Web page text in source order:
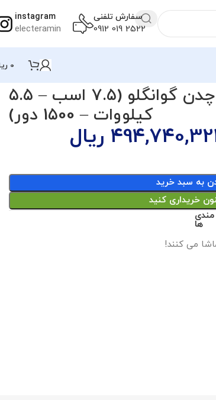
سفارش تلفنی
2522 019 0912
instagram
electeramin
0
الکتروموتور سه فاز چدن گوانگلو (7.5 اسب – 5.5
کیلووات – 1500 دور)
ریال
به سبد خرید
خریداری کنید
مندی
ها
می کنند!